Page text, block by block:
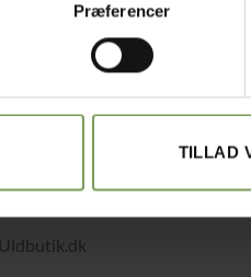
Præferencer
TILLAD